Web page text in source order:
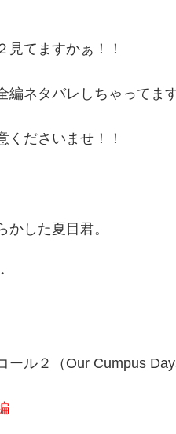
見てますかぁ！！
編ネタバレしちゃってま
くださいませ！！
した夏目君。
ール２（Our Cumpus